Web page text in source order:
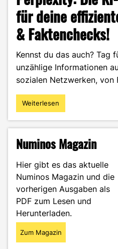
für deine
& Faktenchecks!
Kennst du das auch? Tag
unzählige Informationen
sozialen Netzwerken, von
"Perplexity:
Die
für
effizienten
Recherchen
&
Faktenchecks!"
Weiterlesen
Numinos Magazin
Hier gibt es das aktuelle
Numinos Magazin und die
vorherigen Ausgaben als
PDF zum Lesen und
Herunterladen.
Zum Magazin